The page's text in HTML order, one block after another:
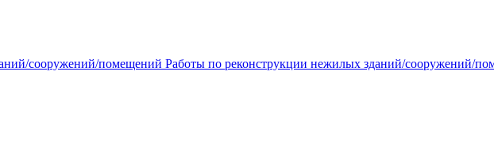
сооружений/помещений Работы по реконструкции нежилых зданий/сооружений/